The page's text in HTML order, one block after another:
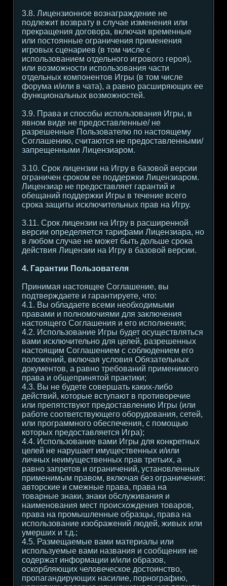
3.8. Лицензионное вознаграждение не
подлежит возврату в случае изменения или
прекращения договора, включая временные
или постоянные ограничения применения
игровых сценариев (в том числе с
использованием отдельного игрового героя),
или возможности использования части
отдельных компонентов Игры (в том числе
форума и/или в чата), а равно расширяющих ее
функциональных возможностей.
3.9. Права и способы использования Игры, в
явном виде не предоставленные/ не
разрешенные Пользователю по настоящему
Соглашению, считаются не предоставленными/
запрещенными Лицензиаром.
3.10. Срок лицензии на Игру в базовой версии
ограничен сроком ее поддержки Лицензиаром.
Лицензиар не предоставляет гарантий и
обещаний поддержки Игры в течение всего
срока защиты исключительных прав на Игру.
3.11. Срок лицензии на Игру в расширенной
версии определяется тарифами Лицензиара, но
в любом случае не может быть дольше срока
действия Лицензии на Игру в базовой версии.
4. Гарантии Пользователя
Принимая настоящее Соглашение, вы
подтверждаете и гарантируете, что:
4.1. Вы обладаете всеми необходимыми
правами и полномочиями для заключения
настоящего Соглашения и его исполнения;
4.2. Использование Игры будет осуществляться
вами исключительно для целей, разрешенных
настоящим Соглашением с соблюдением его
положений, включая условия Обязательных
документов, а равно требований применимого
права и общепринятой практики;
4.3. Вы не будете совершать каких-либо
действий, которые вступают в противоречие
или препятствуют предоставлению Игры (или
работе соответствующего оборудования, сетей,
или программного обеспечения, с помощью
которых предоставляется Игра);
4.4. Использование вами Игры для конкретных
целей не нарушает имущественных и/или
личных неимущественных прав третьих, а
равно запретов и ограничений, установленных
применимым правом, включая без ограничения:
авторские и смежные права, права на
товарные знаки, знаки обслуживания и
наименования мест происхождения товаров,
права на промышленные образцы, права на
использование изображений людей, живых или
умерших и т.д.;
4.5. Размещаемые вами материалы или
используемые вами названия и сообщения не
содержат информации и/или образов,
оскорбляющих человеческое достоинство,
пропагандирующих насилие, порнографию,